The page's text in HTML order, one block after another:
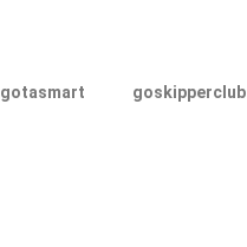
gotasmart goskipperclub